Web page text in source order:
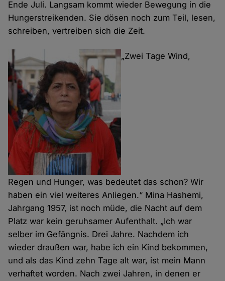
Ende Juli. Langsam kommt wieder Bewegung in die
Hungerstreikenden. Sie dösen noch zum Teil, lesen,
schreiben, vertreiben sich die Zeit.
„Zwei Tage Wind,
Regen und Hunger, was bedeutet das schon? Wir
haben ein viel weiteres Anliegen.“ Mina Hashemi,
Jahrgang 1957, ist noch müde, die Nacht auf dem
Platz war kein geruhsamer Aufenthalt. „Ich war
selber im Gefängnis. Drei Jahre. Nachdem ich
wieder draußen war, habe ich ein Kind bekommen,
und als das Kind zehn Tage alt war, ist mein Mann
verhaftet worden. Nach zwei Jahren, in denen er